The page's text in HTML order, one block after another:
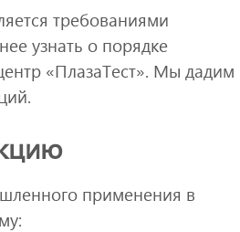
требованиями
узнать о порядке
«ПлазаТест». Мы дадим
применения в